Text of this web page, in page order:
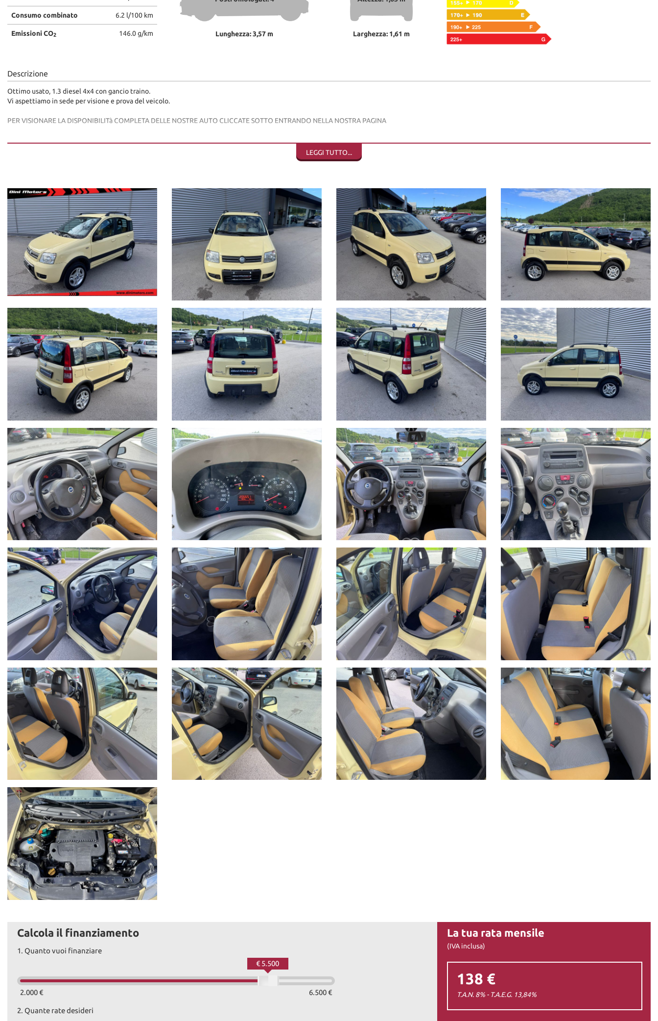
Consumo combinato 6.2 l/100 km
Emissioni CO2 146.0 g/km Lunghezza: 3,57 m Larghezza: 1,61 m
Descrizione
Ottimo usato, 1.3 diesel 4x4 con gancio traino.
Vi aspettiamo in sede per visione e prova del veicolo.
PER VISIONARE LA DISPONIBILITà COMPLETA DELLE NOSTRE AUTO CLICCATE SOTTO ENTRANDO NELLA NOSTRA PAGINA
Tutti i veicoli sono in pronta consegna contattateci per un'appuntamento, è sempre gradita visione/prova, se volete anche con un vostro meccanico o referente di fiducia.
I nostri usati sono rigorosamente controllati e igienizzati prima della consegna, sono coperti da garanzia di conformità europea per 12 mesi, usufruibile su tutto il territorio Italiano, estendibile fino 60 mesi (5
ANNI) con garanzie convenzionali ulteriori.
Ritiriamo o acquistiamo il tuo usato, per richiesta valutazione descrivere la permuta con marca/modello/km/anno/condizioni esterne/interne/meccaniche ed allegare delle foto evidenziando eventuali
difetti/lavori da eseguire.
Possibilità di pagamento con finanziamento o leasing in comode rate personalizzabili, da valutare in sede poichè il calcolatore automatico del sito è puramente indicativo.
Formule finanziarie anche con maxirata o restituzione dopo 2/3/4 anni.
Per gli interessati è gradito contatto telefonico allo 0722810139.
Ci puoi trovare a Sant'Angelo in Vado (PU) presso la nuova sede in Voc. Calvernazzo n° 3 lungo la SS 73 bis accanto alla stazione di servizio Beyfin.
Siamo facilmente raggiungibili in pullman dalla stazione di Pesaro o dalla stazione di Arezzo per il versante tirrenico.
I dettagli dei veicoli inseriti negli annunci dal sistema automatico o dal nostro operatore potrebbero anche differire o presentare qualche errore, pertanto ricordiamo che questo è solo un'annuncio e prima
dell'acquisto, vi invitiamo a verificare in sede di persona sia la correttezza dei dettagli, lo stato dell'auto se volete anche con l'ausilio di un vostro meccanico o referente di fiducia e la disponibilità del veicolo.
Buon acquisto!
LEGGI TUTTO...
Calcola il finanziamento
1. Quanto vuoi finanziare
2.000 € 6.500 €
€ 5.500
2. Quante rate desideri
La tua rata mensile
(IVA inclusa)
138 €
T.A.N. 8% - T.A.E.G. 13,84%